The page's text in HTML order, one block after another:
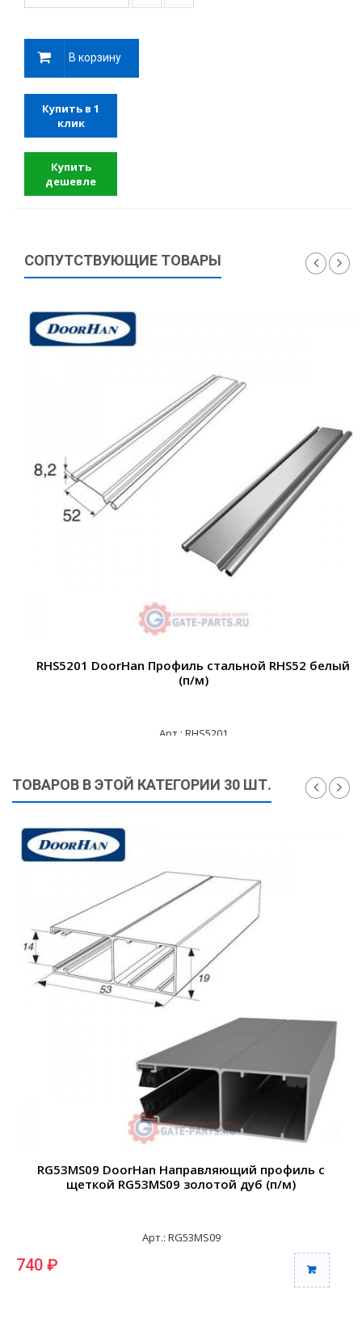
В корзину
Купить в 1
клик
Купить
дешевле
СОПУТСТВУЮЩИЕ ТОВАРЫ
RHS5201 DoorHan Профиль стальной RHS52 белый
(п/м)
Арт.: RHS5201
ТОВАРОВ В ЭТОЙ КАТЕГОРИИ 30 ШТ.
RG53MS09 DoorHan Направляющий профиль с
щеткой RG53MS09 золотой дуб (п/м)
Арт.: RG53MS09
740 ₽